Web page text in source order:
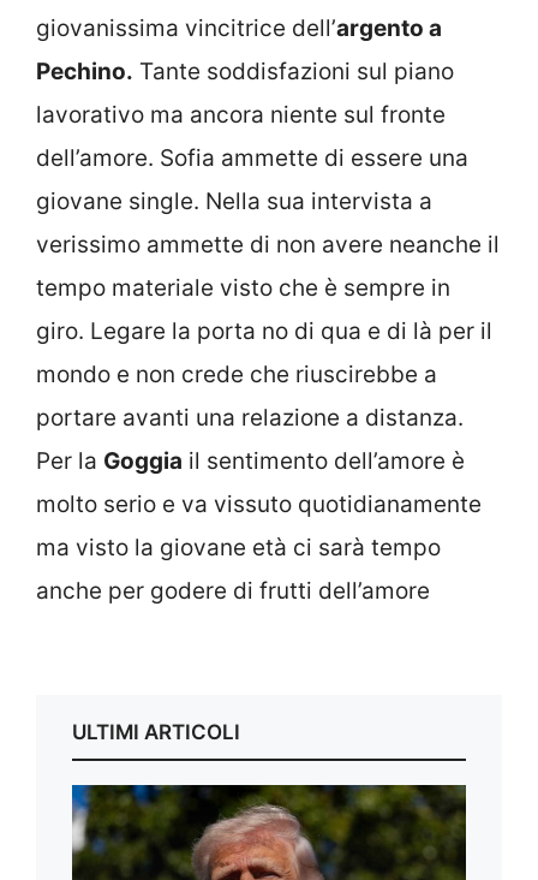
giovanissima vincitrice dell’argento a
Pechino. Tante soddisfazioni sul piano
lavorativo ma ancora niente sul fronte
dell’amore. Sofia ammette di essere una
giovane single. Nella sua intervista a
verissimo ammette di non avere neanche il
tempo materiale visto che è sempre in
giro. Legare la porta no di qua e di là per il
mondo e non crede che riuscirebbe a
portare avanti una relazione a distanza.
Per la Goggia il sentimento dell’amore è
molto serio e va vissuto quotidianamente
ma visto la giovane età ci sarà tempo
anche per godere di frutti dell’amore
ULTIMI ARTICOLI